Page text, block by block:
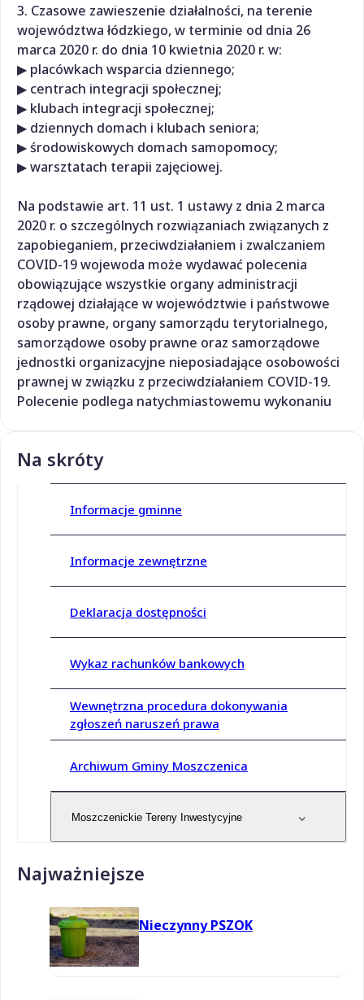
3. Czasowe zawieszenie działalności, na terenie
województwa łódzkiego, w terminie od dnia 26
marca 2020 r. do dnia 10 kwietnia 2020 r. w:
▶ placówkach wsparcia dziennego;
▶ centrach integracji społecznej;
▶ klubach integracji społecznej;
▶ dziennych domach i klubach seniora;
▶ środowiskowych domach samopomocy;
▶ warsztatach terapii zajęciowej.
Na podstawie art. 11 ust. 1 ustawy z dnia 2 marca
2020 r. o szczególnych rozwiązaniach związanych z
zapobieganiem, przeciwdziałaniem i zwalczaniem
COVID-19 wojewoda może wydawać polecenia
obowiązujące wszystkie organy administracji
rządowej działające w województwie i państwowe
osoby prawne, organy samorządu terytorialnego,
samorządowe osoby prawne oraz samorządowe
jednostki organizacyjne nieposiadające osobowości
prawnej w związku z przeciwdziałaniem COVID-19.
Polecenie podlega natychmiastowemu wykonaniu
Na skróty
Informacje gminne
Informacje zewnętrzne
Deklaracja dostępności
Wykaz rachunków bankowych
Wewnętrzna procedura dokonywania
zgłoszeń naruszeń prawa
Archiwum Gminy Moszczenica
Moszczenickie Tereny Inwestycyjne
Najważniejsze
Nieczynny PSZOK